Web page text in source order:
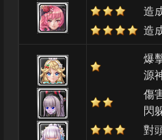
造
造
爆
源
傷
閃
對